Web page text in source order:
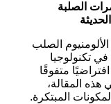
الصلبة
الصلب
تكنولوجيا
متفوقًا
هذه المقالة،
المبتكرة.